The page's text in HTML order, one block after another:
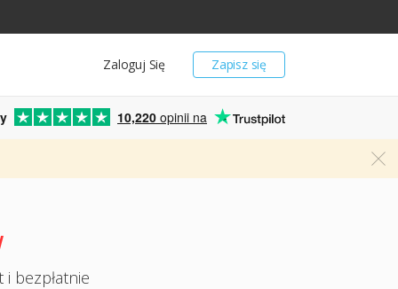
Zapisz się
Zaloguj Się
10,220 opinii na
bezpłatnie